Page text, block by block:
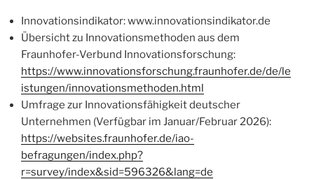
Innovationsindikator: www.innovationsindikator.de
Übersicht zu Innovationsmethoden aus dem
Fraunhofer-Verbund Innovationsforschung:
https://www.innovationsforschung.fraunhofer.de/de/le
istungen/innovationsmethoden.html
Umfrage zur Innovationsfähigkeit deutscher
Unternehmen (Verfügbar im Januar/Februar 2026):
https://websites.fraunhofer.de/iao-
befragungen/index.php?
r=survey/index&sid=596326&lang=de